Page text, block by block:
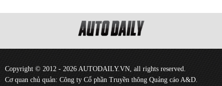
Copyright © 2012 - 2026 AUTODAILY.VN, all rights reserved.
Cơ quan chủ quản: Công ty Cổ phần Truyền thông Quảng cáo A&D.